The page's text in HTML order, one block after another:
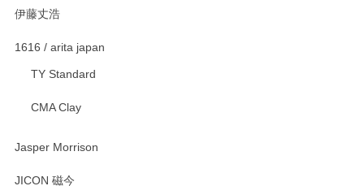
伊藤丈浩
1616 / arita japan
TY Standard
CMA Clay
Jasper Morrison
JICON 磁今